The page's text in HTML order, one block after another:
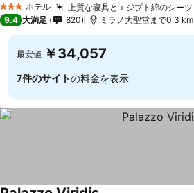
3 ホテルのランク
ホテル 上質な寝具とエジプト綿のシーツ
9.4 大満足 820 ミラノ大聖堂まで0.3 km
最安値 ￥34,057
7件のサイトの料金を表示